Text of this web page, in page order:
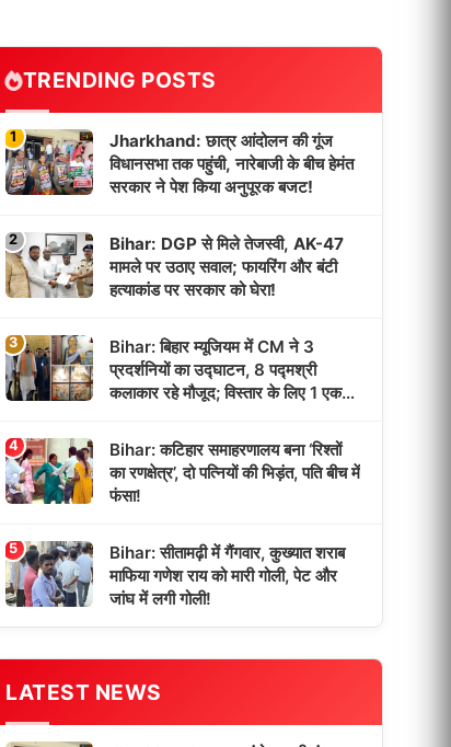
TRENDING POSTS
1
Jharkhand: छात्र आंदोलन की गूंज
विधानसभा तक पहुंची, नारेबाजी के बीच हेमंत
सरकार ने पेश किया अनुपूरक बजट!
2
Bihar: DGP से मिले तेजस्वी, AK-47
मामले पर उठाए सवाल; फायरिंग और बंटी
हत्याकांड पर सरकार को घेरा!
3
Bihar: बिहार म्यूजियम में CM ने 3
प्रदर्शनियों का उद्घाटन, 8 पद्मश्री
कलाकार रहे मौजूद; विस्तार के लिए 1 एकड़
4
Bihar: कटिहार समाहरणालय बना ‘रिश्तों
का रणक्षेत्र’, दो पत्नियों की भिड़ंत, पति बीच में
फंसा!
5
Bihar: सीतामढ़ी में गैंगवार, कुख्यात शराब
माफिया गणेश राय को मारी गोली, पेट और
जांघ में लगी गोली!
LATEST NEWS